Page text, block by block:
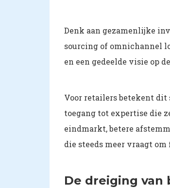
Denk aan gezamenlijke
sourcing of omnichannel
en een gedeelde visie op
Voor retailers betekent dit
toegang tot expertise die
eindmarkt, betere
die steeds meer vraagt
De dreiging van